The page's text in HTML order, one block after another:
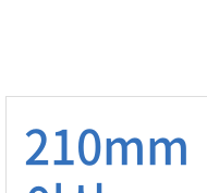
210mm